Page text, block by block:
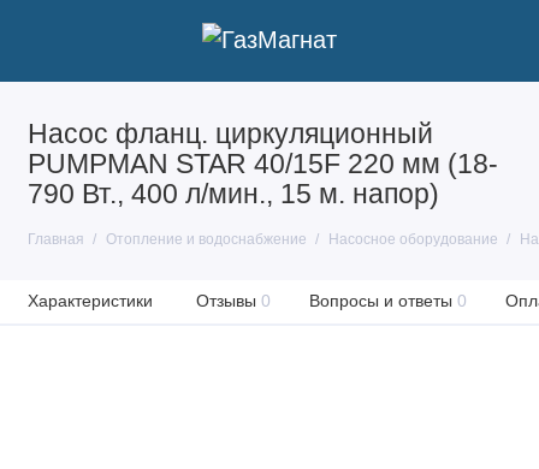
Насос фланц. циркуляционный
PUMPMAN STAR 40/15F 220 мм (18-
790 Вт., 400 л/мин., 15 м. напор)
Главная Отопление и водоснабжение Насосное оборудование
Характеристики Отзывы 0 Вопросы и ответы 0